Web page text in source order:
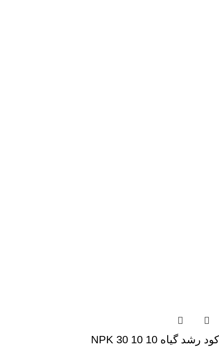
کود رشد گیاه NPK 30 10 10